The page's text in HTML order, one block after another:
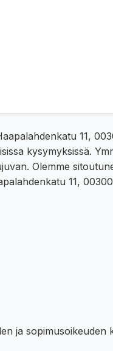
11,
kysymyksissä.
Olemme
11,
ja sopimusoikeuden